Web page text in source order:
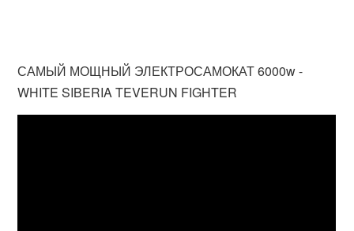
САМЫЙ МОЩНЫЙ ЭЛЕКТРОСАМОКАТ 6000w -
WHITE SIBERIA TEVERUN FIGHTER